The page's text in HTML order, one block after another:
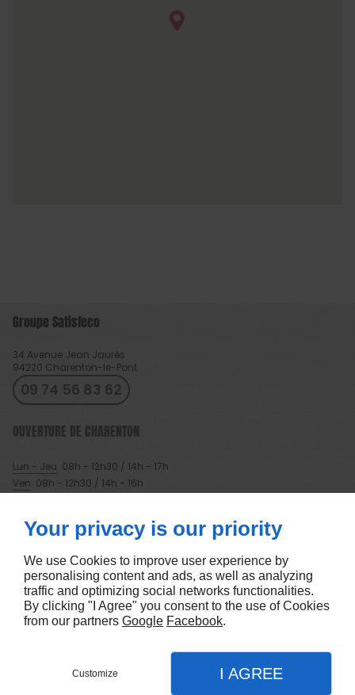
Groupe Satisfeco
34 Avenue Jean Jaurès
94220 Charenton-le-Pont
09 74 56 83 62
OUVERTURE DE CHARENTON
Lun - Jeu 08h - 12h30 / 14h - 17h
Ven 08h - 12h30 / 14h - 16h
Contactez-nous
Mentions légales
Plan du site
SUIVEZ-NOUS
Your privacy is our priority
We use Cookies to improve user experience by
personalising content and ads, as well as analyzing
traffic and optimizing social networks functionalities.
By clicking "I Agree" you consent to the use of Cookies
from our partners Google Facebook.
Customize I AGREE